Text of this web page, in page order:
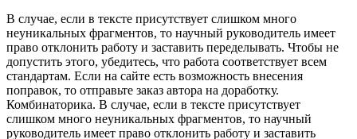
В случае, если в тексте присутствует слишком много
неуникальных фрагментов, то научный руководитель имеет
право отклонить работу и заставить переделывать. Чтобы не
допустить этого, убедитесь, что работа соответствует всем
стандартам. Если на сайте есть возможность внесения
поправок, то отправьте заказ автора на доработку.
Комбинаторика. В случае, если в тексте присутствует
слишком много неуникальных фрагментов, то научный
руководитель имеет право отклонить работу и заставить